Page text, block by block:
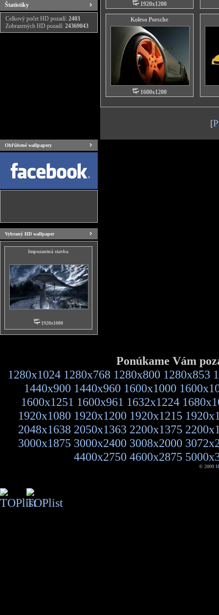
Štatistiky
Celkový počet HD pozadí: 2403
Zobrazených HD pozadí: 24369043
1920x1200
Koleso Porsche
1600x1200
[
Obľúbené wallpapery
Vybraný HD wallpaper
Impozantná stavba
1920x1080
Ponúkame Vám
1280x1024 1280x768 1280x800 1280x853
1440x900 1440x960 1600x1000
1600x1251 1600x961 1632x1224
1920x1080 1920x1200 1920x1215
2048x1638 2050x1363 2200x1375
3000x1875 3000x2400 3008x2000
4400x2750 4600x2875
© 2009